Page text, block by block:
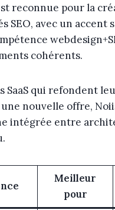
reconnue pour la
SEO, avec un accent
cohérents.
SaaS qui refondent
nouvelle offre,
intégrée entre
Meilleur
pour